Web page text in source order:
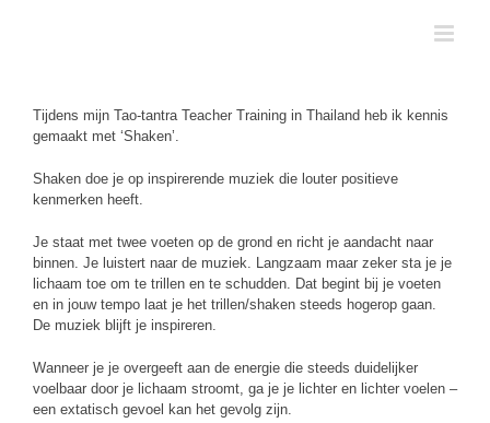
Tijdens mijn Tao-tantra Teacher Training in Thailand heb ik kennis
gemaakt met ‘Shaken’.
Shaken doe je op inspirerende muziek die louter positieve
kenmerken heeft.
Je staat met twee voeten op de grond en richt je aandacht naar
binnen. Je luistert naar de muziek. Langzaam maar zeker sta je je
lichaam toe om te trillen en te schudden. Dat begint bij je voeten
en in jouw tempo laat je het trillen/shaken steeds hogerop gaan.
De muziek blijft je inspireren.
Wanneer je je overgeeft aan de energie die steeds duidelijker
voelbaar door je lichaam stroomt, ga je je lichter en lichter voelen –
een extatisch gevoel kan het gevolg zijn.